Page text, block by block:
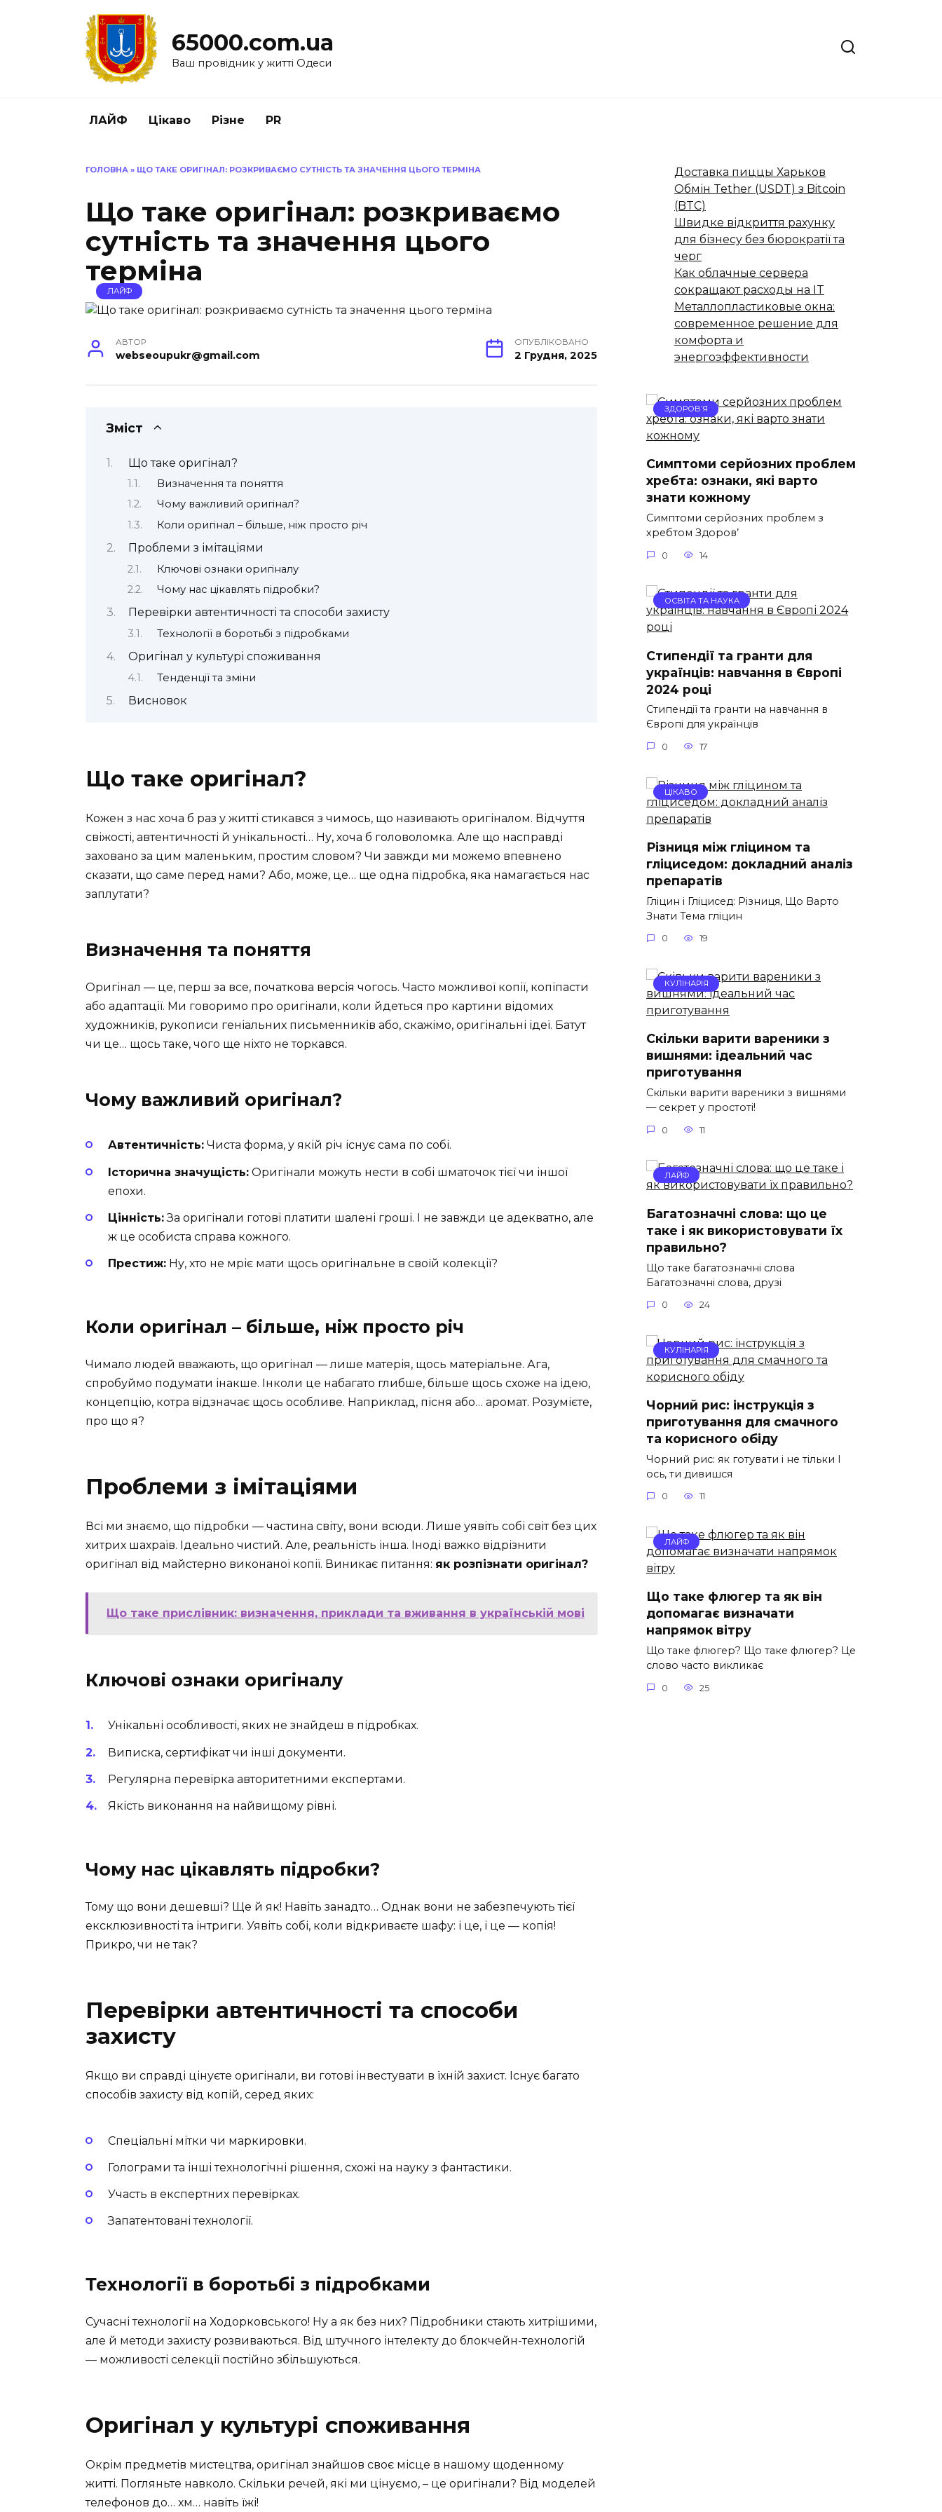
65000.com.ua
Ваш провідник у житті Одеси
ЛАЙФ Цікаво Різне PR
ГОЛОВНА » ЩО ТАКЕ ОРИГІНАЛ: РОЗКРИВАЄМО СУТНІСТЬ ТА ЗНАЧЕННЯ ЦЬОГО ТЕРМІНА
Що таке оригінал: розкриваємо
сутність та значення цього
терміна
ЛАЙФ
АВТОР
webseoupukr@gmail.com
ОПУБЛІКОВАНО
2 Грудня, 2025
Зміст
Що таке оригінал?
Визначення та поняття
Чому важливий оригінал?
Коли оригінал – більше, ніж просто річ
Проблеми з імітаціями
Ключові ознаки оригіналу
Чому нас цікавлять підробки?
Перевірки автентичності та способи захисту
Технології в боротьбі з підробками
Оригінал у культурі споживання
Тенденції та зміни
Висновок
Що таке оригінал?
Кожен з нас хоча б раз у житті стикався з чимось, що називають оригіналом. Відчуття
свіжості, автентичності й унікальності… Ну, хоча б головоломка. Але що насправді
заховано за цим маленьким, простим словом? Чи завжди ми можемо впевнено
сказати, що саме перед нами? Або, може, це… ще одна підробка, яка намагається нас
заплутати?
Визначення та поняття
Оригінал — це, перш за все, початкова версія чогось. Часто можливої копії, копіпасти
або адаптації. Ми говоримо про оригінали, коли йдеться про картини відомих
художників, рукописи геніальних письменників або, скажімо, оригінальні ідеї. Батут
чи це… щось таке, чого ще ніхто не торкався.
Чому важливий оригінал?
Автентичність: Чиста форма, у якій річ існує сама по собі.
Історична значущість: Оригінали можуть нести в собі шматочок тієї чи іншої
епохи.
Цінність:За оригінали готові платити шалені гроші. І не завжди це адекватно, але
ж це особиста справа кожного.
Престиж: Ну, хто не мріє мати щось оригінальне в своїй колекції?
Коли оригінал – більше, ніж просто річ
Чимало людей вважають, що оригінал — лише матерія, щось матеріальне. Ага,
спробуймо подумати інакше. Інколи це набагато глибше, більше щось схоже на ідею,
концепцію, котра відзначає щось особливе. Наприклад, пісня або… аромат. Розумієте,
про що я?
Проблеми з імітаціями
Всі ми знаємо, що підробки — частина світу, вони всюди. Лише уявіть собі світ без цих
хитрих шахраїв. Ідеально чистий. Але, реальність інша. Іноді важко відрізнити
оригінал від майстерно виконаної копії. Виникає питання: як розпізнати оригінал?
Що таке прислівник: визначення, приклади та вживання в українській мові
Ключові ознаки оригіналу
Унікальні особливості, яких не знайдеш в підробках.
Виписка, сертифікат чи інші документи.
Регулярна перевірка авторитетними експертами.
Якість виконання на найвищому рівні.
Чому нас цікавлять підробки?
Тому що вони дешевші? Ще й як! Навіть занадто… Однак вони не забезпечують тієї
ексклюзивності та інтриги. Уявіть собі, коли відкриваєте шафу: і це, і це — копія!
Прикро, чи не так?
Перевірки автентичності та способи
захисту
Якщо ви справді цінуєте оригінали, ви готові інвестувати в їхній захист. Існує багато
способів захисту від копій, серед яких:
Спеціальні мітки чи маркировки.
Голограми та інші технологічні рішення, схожі на науку з фантастики.
Участь в експертних перевірках.
Запатентовані технології.
Технології в боротьбі з підробками
Сучасні технології на Ходорковського! Ну а як без них? Підробники стають хитрішими,
але й методи захисту розвиваються. Від штучного інтелекту до блокчейн-технологій
— можливості селекції постійно збільшуються.
Оригінал у культурі споживання
Окрім предметів мистецтва, оригінал знайшов своє місце в нашому щоденному
житті. Погляньте навколо. Скільки речей, які ми цінуємо, – це оригінали? Від моделей
телефонов до… хм… навіть їжі!
Доставка пиццы Харьков
Обмін Tether (USDT) з Bitcoin
(BTC)
Швидке відкриття рахунку
для бізнесу без бюрократії та
черг
Как облачные сервера
сокращают расходы на IT
Металлопластиковые окна:
современное решение для
комфорта и
энергоэффективности
ЗДОРОВ’Я
Симптоми серйозних проблем
хребта: ознаки, які варто
знати кожному
Симптоми серйозних проблем з
хребтом Здоров’
0 14
ОСВІТА ТА НАУКА
Стипендії та гранти для
українців: навчання в Європі
2024 році
Стипендії та гранти на навчання в
Європі для українців
0 17
ЦІКАВО
Різниця між гліцином та
гліциседом: докладний аналіз
препаратів
Гліцин і Гліцисед: Різниця, Що Варто
Знати Тема гліцин
0 19
КУЛІНАРІЯ
Скільки варити вареники з
вишнями: ідеальний час
приготування
Скільки варити вареники з вишнями
— секрет у простоті!
0 11
ЛАЙФ
Багатозначні слова: що це
таке і як використовувати їх
правильно?
Що таке багатозначні слова
Багатозначні слова, друзі
0 24
КУЛІНАРІЯ
Чорний рис: інструкція з
приготування для смачного
та корисного обіду
Чорний рис: як готувати і не тільки І
ось, ти дивишся
0 11
ЛАЙФ
Що таке флюгер та як він
допомагає визначати
напрямок вітру
Що таке флюгер? Що таке флюгер? Це
слово часто викликає
0 25